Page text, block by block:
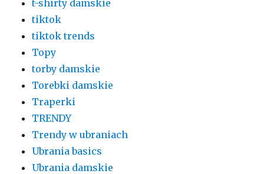
t-shirty damskie
tiktok
tiktok trends
Topy
torby damskie
Torebki damskie
Traperki
TRENDY
Trendy w ubraniach
Ubrania basics
Ubrania damskie